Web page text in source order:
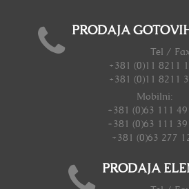
PRODAJA
Tel /
+381 (0)11 8211
+381 (0)11 8211
Mobilni:
+381 (0)63 111 49
+381 (0)63 111 39
+381 (0)63 277
PRODAJA